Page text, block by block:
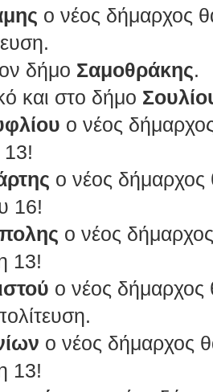
ο νέος δήμαρχος
δήμο Σαμοθράκης.
και στο δήμο
ο νέος
13!
ο νέος δήμαρχος
16!
ο νέος
13!
ο νέος δήμαρχος
ο νέος δήμαρχος
13!